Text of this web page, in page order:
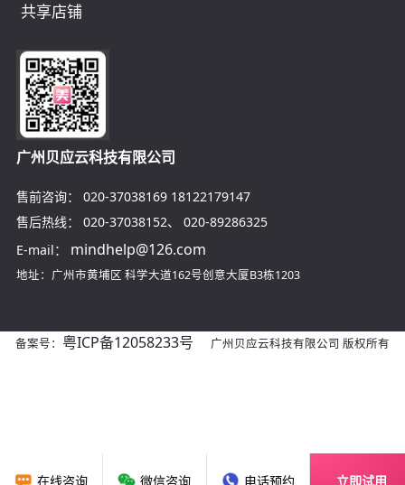
在线咨询 微信咨询 电话预约 立即试用
共享店铺
广州贝应云科技有限公司
售前咨询： 020-37038169 18122179147
售后热线：
020-37038152、 020-89286325
E-mail：
mindhelp@126.com
地址：广州市黄埔区 科学大道162号创意大厦B3栋1203
备案号： 粤ICP备12058233号 广州贝应云科技有限公司 版权所有